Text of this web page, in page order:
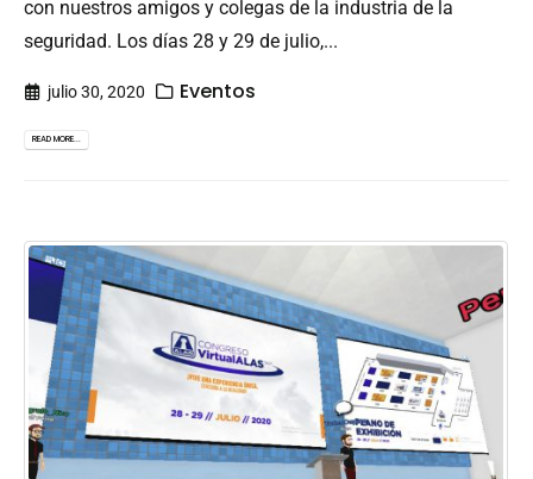
con nuestros amigos y colegas de la industria de la
seguridad. Los días 28 y 29 de julio,...
julio 30, 2020 Eventos
READ MORE...